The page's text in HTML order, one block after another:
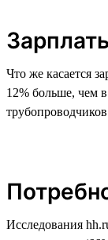
Что же касается
12% больше, чем
Исследования